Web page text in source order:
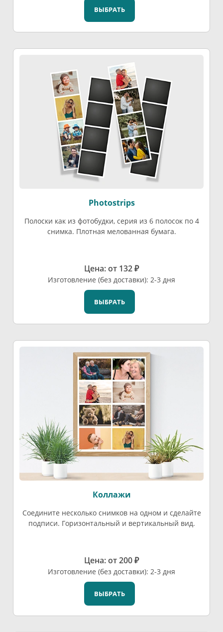
ВЫБРАТЬ
Photostrips
Полоски как из фотобудки, серия из 6 полосок по 4
снимка. Плотная мелованная бумага.
Цена: от 132 ₽
Изготовление (без доставки): 2-3 дня
ВЫБРАТЬ
Коллажи
Соедините несколько снимков на одном и сделайте
подписи. Горизонтальный и вертикальный вид.
Цена: от 200 ₽
Изготовление (без доставки): 2-3 дня
ВЫБРАТЬ